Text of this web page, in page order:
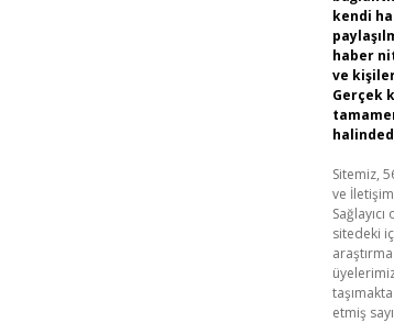
kendi
haber
ve
Gerçek
Sitemiz,
ve
sitedeki
etmiş